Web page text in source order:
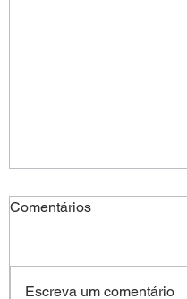
Comentários
Escreva um comentário